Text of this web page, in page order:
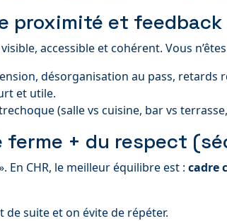
proximité et
visible, accessible et cohérent. Vous
désorganisation au pass, retards
et utile.
(salle vs cuisine, bar vs
ferme + du respect
En CHR, le meilleur équilibre est : cadre
de suite et on évite de répéter.